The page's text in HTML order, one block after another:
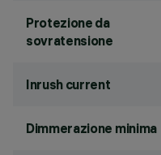
Protezione da
sovratensione
Inrush current
Dimmerazione minima